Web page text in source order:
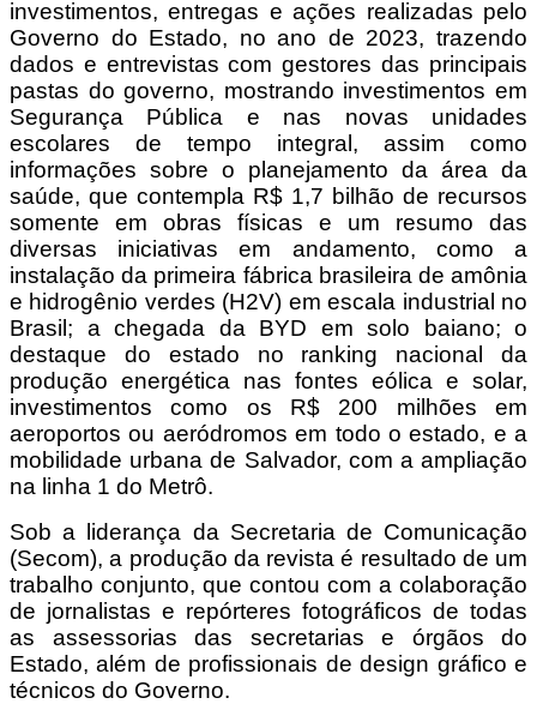
investimentos, entregas e ações realizadas pelo
Governo do Estado, no ano de 2023, trazendo
dados e entrevistas com gestores das principais
pastas do governo, mostrando investimentos em
Segurança Pública e nas novas unidades
escolares de tempo integral, assim como
informações sobre o planejamento da área da
saúde, que contempla R$ 1,7 bilhão de recursos
somente em obras físicas e um resumo das
diversas iniciativas em andamento, como a
instalação da primeira fábrica brasileira de amônia
e hidrogênio verdes (H2V) em escala industrial no
Brasil; a chegada da BYD em solo baiano; o
destaque do estado no ranking nacional da
produção energética nas fontes eólica e solar,
investimentos como os R$ 200 milhões em
aeroportos ou aeródromos em todo o estado, e a
mobilidade urbana de Salvador, com a ampliação
na linha 1 do Metrô.
Sob a liderança da Secretaria de Comunicação
(Secom), a produção da revista é resultado de um
trabalho conjunto, que contou com a colaboração
de jornalistas e repórteres fotográficos de todas
as assessorias das secretarias e órgãos do
Estado, além de profissionais de design gráfico e
técnicos do Governo.